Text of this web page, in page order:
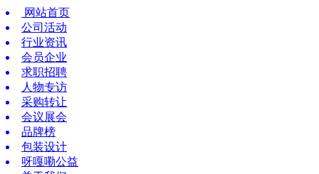
网站首页
公司活动
行业资讯
会员企业
求职招聘
人物专访
采购转让
会议展会
品牌榜
包装设计
呀嘎嘞公益